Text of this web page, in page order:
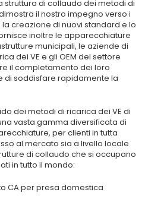
struttura di collaudo dei metodi di
il nostro impegno verso i
creazione di nuovi standard e lo
inoltre le apparecchiature
municipali, le aziende di
dei VE e gli OEM del settore
il completamento dei loro
di soddisfare rapidamente la
dei metodi di ricarica dei VE di
vasta gamma diversificata di
per clienti in tutta
al mercato sia a livello locale
di collaudo che si occupano
in tutto il mondo:
CA per presa domestica